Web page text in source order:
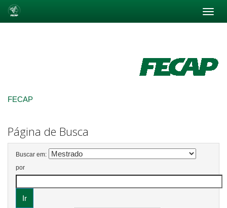
FECAP
Página de Busca
Buscar em:
por